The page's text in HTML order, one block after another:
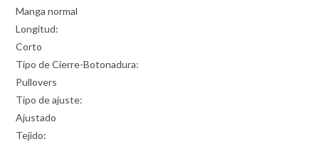
Manga normal
Longitud:
Corto
Tipo de Cierre-Botonadura:
Pullovers
Tipo de ajuste:
Ajustado
Tejido: